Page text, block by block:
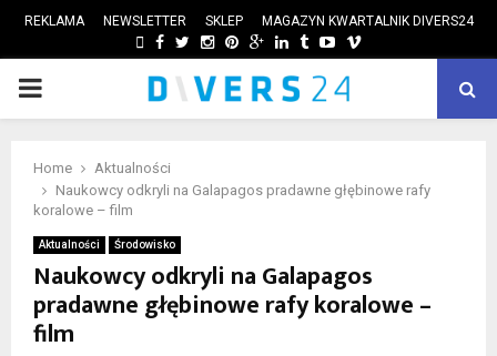
REKLAMA NEWSLETTER SKLEP MAGAZYN KWARTALNIK DIVERS24
FACEBOOK
TWITTER
INSTAGRAM
PINTEREST
GOOGLE
LINKEDIN
TUMBLRYOUTUBE
VIMEO
PRIMARY
Home
Aktualności
Naukowcy odkryli na Galapagos pradawne głębinowe rafy
koralowe – film
Aktualności Środowisko
Naukowcy odkryli na Galapagos
pradawne głębinowe rafy koralowe –
film